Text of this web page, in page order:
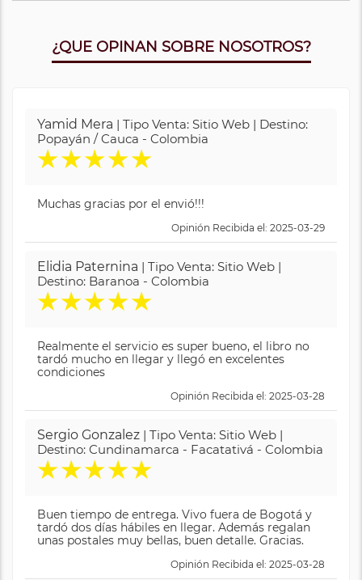
¿QUE OPINAN SOBRE NOSOTROS?
Yamid Mera | Tipo Venta: Sitio Web | Destino:
Popayán / Cauca - Colombia
★★★★★
Muchas gracias por el envió!!!
Opinión Recibida el: 2025-03-29
Elidia Paternina | Tipo Venta: Sitio Web |
Destino: Baranoa - Colombia
★★★★★
Realmente el servicio es super bueno, el libro no
tardó mucho en llegar y llegó en excelentes
condiciones
Opinión Recibida el: 2025-03-28
Sergio Gonzalez | Tipo Venta: Sitio Web |
Destino: Cundinamarca - Facatativá - Colombia
★★★★★
Buen tiempo de entrega. Vivo fuera de Bogotá y
tardó dos días hábiles en llegar. Además regalan
unas postales muy bellas, buen detalle. Gracias.
Opinión Recibida el: 2025-03-28